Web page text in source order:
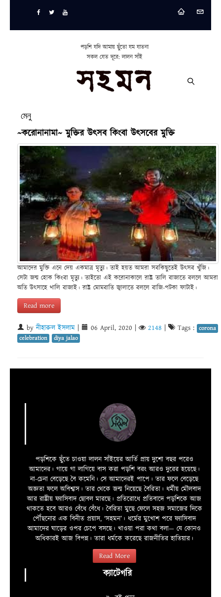
পড়শি যদি আমায় ছুঁতো যম যাতনা
সকল যেত দূরে: লালন সাঁই
মেনু
~করোনানামা~ মুক্তির উৎসব কিংবা উৎসবের মুক্তি
আমাদের মুক্তি এনে দেয় একমাত্র মৃত্যু। তাই হয়ত আমরা সবকিছুতেই উৎসব খুঁজি।
সেটা জন্ম হোক কিংবা মৃত্যু। তাইতো এই করোনাকালে রাষ্ট্র তালি বাজাতে বললে আমরা
অতি উৎসাহে থালি বাজাই। রাষ্ট্র মোমবাতি জ্বালাতে বললে বাজি-পটকা ফাটাই।
Read more
byনীহারুল ইসলাম 06 April, 2020 2148 Tags : corona
celebration
diya jalao
পড়শিকে ছুঁতে চাওয়া লালন সাঁইয়ের আর্তি প্রায় দুশো বছর পরেও
আমাদের। গায়ে গা লাগিয়ে বাস করা পড়শি বরং আরও দুরের হয়েছে।
না-চেনা বেড়েছে বৈ কমেনি। সে আমাদেরই পাপে। তার ফলে বেড়েছে
অজ্ঞতা ফলে অবিশ্বাস। তার থেকে জন্ম নিয়েছে বৈরিতা। ধর্মীয় মৌলবাদ
আর রাষ্ট্রীয় ফ্যাসিবাদ ছোবল মারছে। প্রতিরোধে প্রতিবাদে পড়শিকে আজ
থাকতে হবে আরও বেঁধে বেঁধে। বৈরিতা মুছে ফেলে সহজ সমাজের দিকে
পৌঁছনোর এক বিনীত প্রয়াস, ‘সহমন’। ধর্মের মুখোশ পরে ফ্যাসিবাদ
আমাদের ঘাড়ের ওপর চেপে বসছে। খাওয়া পরা কথা বলা—­­ যে কোনও
অধিকারই আজ বিপন্ন। তারা ধর্মকে করেছে রাজনীতির হাতিয়ার।
Read More
ক্যাটেগরি